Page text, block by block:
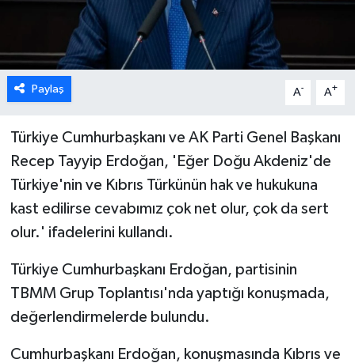
Paylaş A- A+
Türkiye Cumhurbaşkanı ve AK Parti Genel Başkanı
Recep Tayyip Erdoğan, 'Eğer Doğu Akdeniz'de
Türkiye'nin ve Kıbrıs Türkünün hak ve hukukuna
kast edilirse cevabımız çok net olur, çok da sert
olur.' ifadelerini kullandı.
Türkiye Cumhurbaşkanı Erdoğan, partisinin
TBMM Grup Toplantısı'nda yaptığı konuşmada,
değerlendirmelerde bulundu.
Cumhurbaşkanı Erdoğan, konuşmasında Kıbrıs ve
İÇ HABERLER
KÜLTÜR SANAT
LAPTA
LEFKOŞA
MAGAZİN
Nöbetçi Eczaneler
ÖZEL HABER
SİYASET